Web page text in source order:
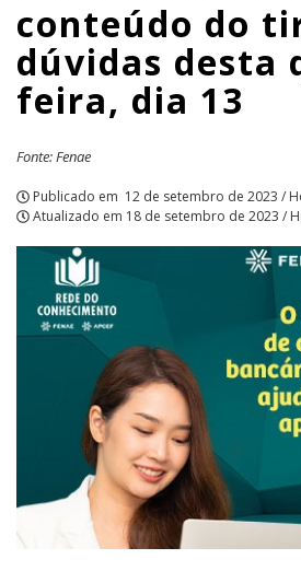
desta
quarta-
feira,
dia
13
|
APCEF/SP
conteúdo do
dúvidas desta
feira, dia 13
Fonte: Fenae
Publicado em 12 de setembro de 2023 /
Atualizado em 18 de setembro de 2023 /